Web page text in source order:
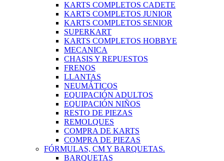
KARTS COMPLETOS CADETE
KARTS COMPLETOS JUNIOR
KARTS COMPLETOS SENIOR
SUPERKART
KARTS COMPLETOS HOBBYE
MECANICA
CHASIS Y REPUESTOS
FRENOS
LLANTAS
NEUMÁTICOS
EQUIPACIÓN ADULTOS
EQUIPACIÓN NIÑOS
RESTO DE PIEZAS
REMOLQUES
COMPRA DE KARTS
COMPRA DE PIEZAS
FÓRMULAS, CM Y BARQUETAS.
BARQUETAS